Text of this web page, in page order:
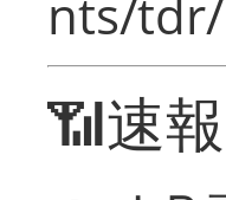
nts/tdr/
📶速